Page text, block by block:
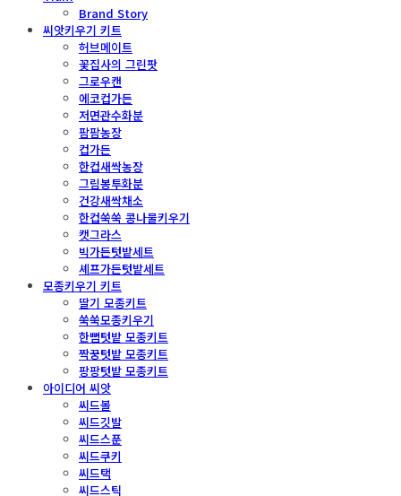
Brand Story
씨앗키우기 키트
허브메이트
꽃집사의 그린팟
그로우캔
에코컵가든
저면관수화분
팜팜농장
컵가든
한컵새싹농장
그림봉투화분
건강새싹채소
한컵쑥쑥 콩나물키우기
캣그라스
빅가든텃밭세트
셰프가든텃밭세트
모종키우기 키트
딸기 모종키트
쑥쑥모종키우기
한뼘텃밭 모종키트
짝꿍텃밭 모종키트
팡팡텃밭 모종키트
아이디어 씨앗
씨드볼
씨드깃발
씨드스푼
씨드쿠키
씨드택
씨드스틱